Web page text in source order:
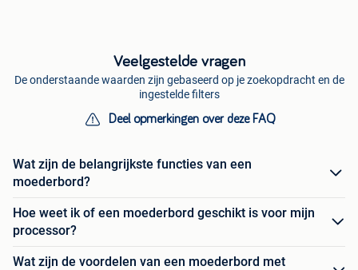
Veelgestelde vragen
De onderstaande waarden zijn gebaseerd op je zoekopdracht en de
ingestelde filters
Deel opmerkingen over deze FAQ
Wat zijn de belangrijkste functies van een
moederbord?
Hoe weet ik of een moederbord geschikt is voor mijn
processor?
Wat zijn de voordelen van een moederbord met